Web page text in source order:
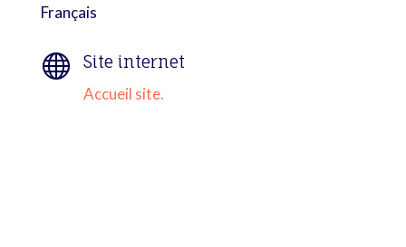
Français
 Site internet
Accueil site.